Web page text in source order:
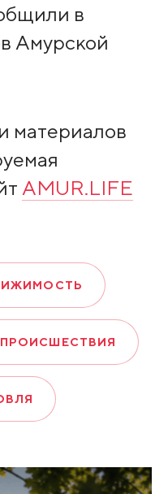
в
Амурской
материалов
AMUR.LIFE